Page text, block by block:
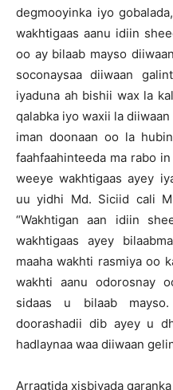
degmooyinka iyo
wakhtigaas aanu idiin
oo ay bilaab mayso
soconaysaa diiwaan
iyaduna ah bishii wax la
qalabka iyo waxii la
iman doonaan oo la
faahfaahinteeda ma rabo
weeye wakhtigaas ayey
uu yidhi Md. Siciid cali
“Wakhtigan aan idiin
wakhtigaas ayey
maaha wakhti rasmiya oo
wakhti aanu odorosnay
sidaas u bilaab
doorashadii dib ayey u
hadlaynaa waa diiwaan
Arragtida xisbiyada qaranka